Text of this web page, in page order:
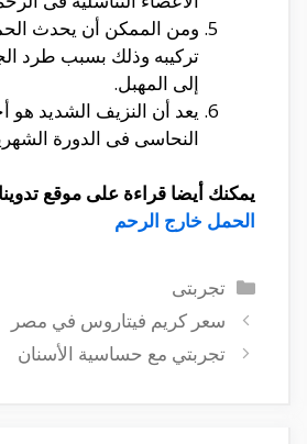
ومن الممكن أن يحدث
تركيبه وذلك بسبب طرد
إلى المهبل.
يعد أن النزيف الشديد هو
النحاسى فى الدورة
يمكنك أيضا قراءة على موقع
الحمل خارج الرحم
التصنيفات
تجربتى
سعر كريم فيتاروس في مصر
تجربتي مع حساسية الأسنان